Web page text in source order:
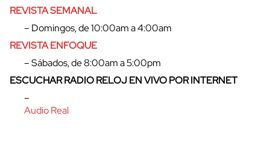
REVISTA SEMANAL
– Domingos, de 10:00am a 4:00am
REVISTA ENFOQUE
– Sábados, de 8:00am a 5:00pm
ESCUCHAR RADIO RELOJ EN VIVO POR INTERNET
–
Audio Real